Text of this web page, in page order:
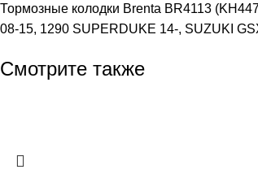
Тормозные колодки Brenta BR4113
08-15, 1290 SUPERDUKE 14-, SUZUKI
Смотрите также